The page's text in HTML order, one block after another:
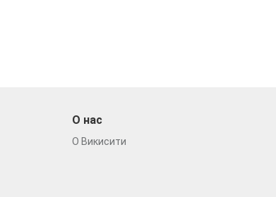
О нас
О Викисити